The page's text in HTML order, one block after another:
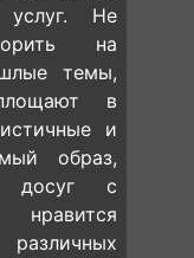
услуг. Не
на
темы,
в
и
образ,
досуг с